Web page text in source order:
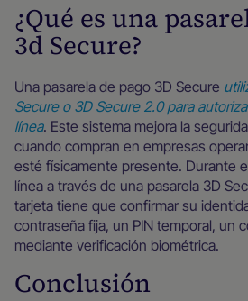
¿Qué es una
3d Secure?
Una pasarela de pago 3D Secure
Secure o 3D Secure 2.0 para
línea. Este sistema mejora la
cuando compran en empresas
esté físicamente presente. Durante
línea a través de una pasarela 3D
tarjeta tiene que confirmar su
contraseña fija, un PIN temporal, un
mediante verificación biométrica.
Conclusión